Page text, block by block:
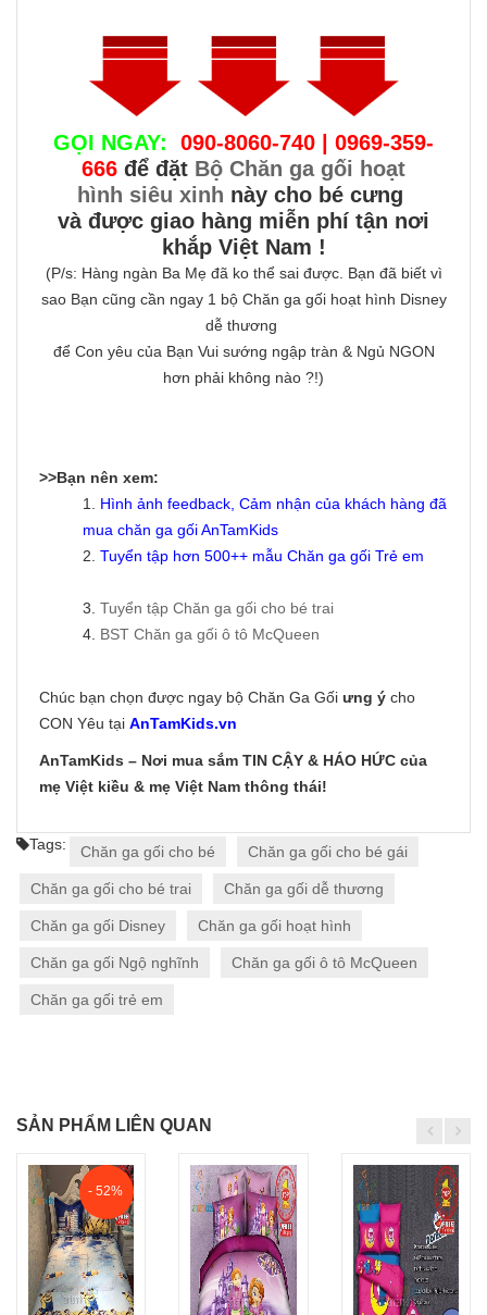
GỌI NGAY:
090-8060-740 | 0969-359-
666 để đặt Bộ Chăn ga gối hoạt
hình siêu xinh này cho bé cưng
và được giao hàng miễn phí tận nơi
khắp Việt Nam !
(P/s: Hàng ngàn Ba Mẹ đã ko thể sai được. Bạn đã biết vì
sao Bạn cũng cần ngay 1 bộ Chăn ga gối hoạt hình Disney
dễ thương
để Con yêu của Bạn Vui sướng ngập tràn & Ngủ NGON
hơn phải không nào ?!)
>>Bạn nên xem:
1. Hình ảnh feedback, Cảm nhận của khách hàng đã
mua chăn ga gối AnTamKids
2. Tuyển tập hơn 500++ mẫu Chăn ga gối Trẻ em
3. Tuyển tập Chăn ga gối cho bé trai
4. BST Chăn ga gối ô tô McQueen
Chúc bạn chọn được ngay bộ Chăn Ga Gối ưng ý cho
CON Yêu tại AnTamKids.vn
AnTamKids – Nơi mua sắm TIN CẬY & HÁO HỨC của
mẹ Việt kiều & mẹ Việt Nam thông thái!
Tags: Chăn ga gối cho bé Chăn ga gối cho bé gái
Chăn ga gối cho bé trai Chăn ga gối dễ thương
Chăn ga gối Disney Chăn ga gối hoạt hình
Chăn ga gối Ngộ nghĩnh Chăn ga gối ô tô McQueen
Chăn ga gối trẻ em
SẢN PHẨM LIÊN QUAN
- 52%